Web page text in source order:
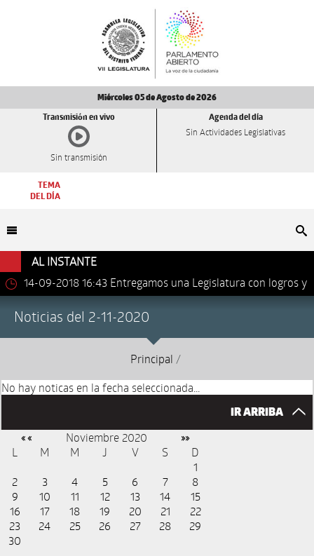
Miércoles 05 de Agosto de 2026
Transmisión en vivo
Sin transmisión
Agenda del día
Sin Actividades Legislativas
TEMA
DEL DÍA
AL INSTANTE
14-09-2018 16:43 Entregamos una Legislatura con logros y
Noticias del 2-11-2020
Principal /
No hay noticas en la fecha seleccionada...
IR ARRIBA
« « Noviembre 2020 »»
L M M J V S
D
1
2
3 4 5 6 7
8
9
10 11 12 13 14
15
16
17 18 19 20 21
22
23
24 25 26 27 28
29
30